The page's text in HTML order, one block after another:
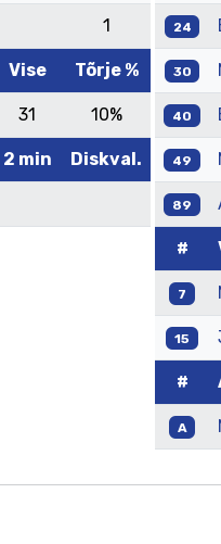
1
Vise Tõrje %
31 10%
2 min Diskval.
24
30
40
49
89
#
7
15
#
A